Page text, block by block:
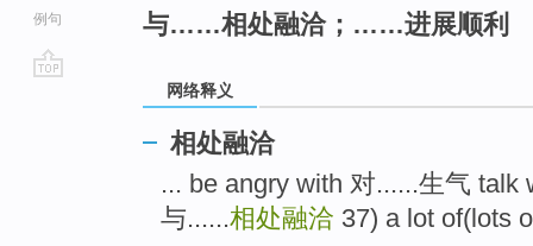
例句
与……相处融洽；……进展顺利
网络释义
相处融洽
... be angry with 对......生气
与......相处融洽 37) a lot of(lots